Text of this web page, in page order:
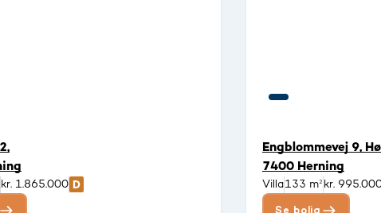
kr. 1.865.000
Engblommevej 9,
7400 Herning
Villa133 m² kr.
Se bolig